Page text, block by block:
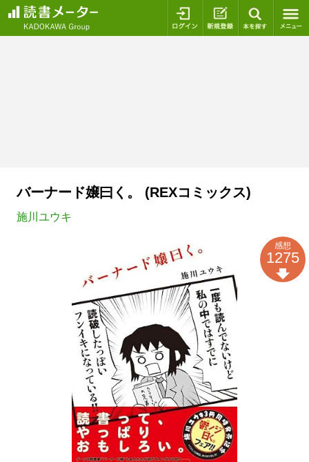
ログイン 新規登録
バーナード嬢曰く。 (REXコミックス)
施川ユウキ
感想
1275